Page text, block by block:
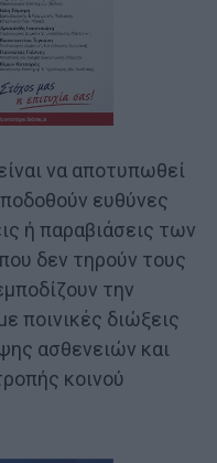
να αποτυπωθεί
ευθύνες
ή παραβιάσεις των
δεν τηρούν τους
την
ποινικές διώξεις
ασθενειών και
κοινού